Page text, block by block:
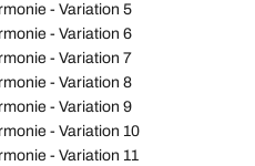
- Variation 5
- Variation 6
- Variation 7
- Variation 8
- Variation 9
- Variation 10
- Variation 11